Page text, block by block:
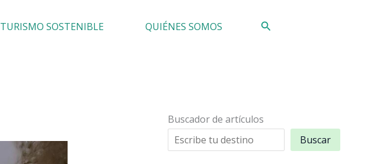
TURISMO SOSTENIBLE QUIÉNES SOMOS Buscar
Buscador de artículos
Buscar